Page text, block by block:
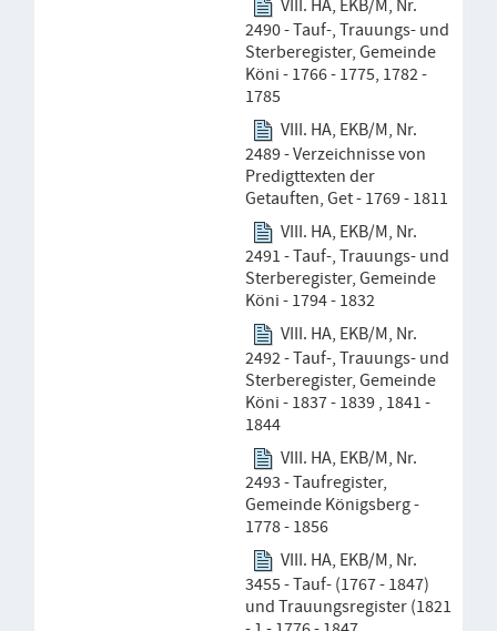
VIII. HA, EKB/M, Nr.
2490 - Tauf-, Trauungs- und
Sterberegister, Gemeinde
Köni - 1766 - 1775, 1782 -
1785
VIII. HA, EKB/M, Nr.
2489 - Verzeichnisse von
Predigttexten der
Getauften, Get - 1769 - 1811
VIII. HA, EKB/M, Nr.
2491 - Tauf-, Trauungs- und
Sterberegister, Gemeinde
Köni - 1794 - 1832
VIII. HA, EKB/M, Nr.
2492 - Tauf-, Trauungs- und
Sterberegister, Gemeinde
Köni - 1837 - 1839 , 1841 -
1844
VIII. HA, EKB/M, Nr.
2493 - Taufregister,
Gemeinde Königsberg -
1778 - 1856
VIII. HA, EKB/M, Nr.
3455 - Tauf- (1767 - 1847)
und Trauungsregister (1821